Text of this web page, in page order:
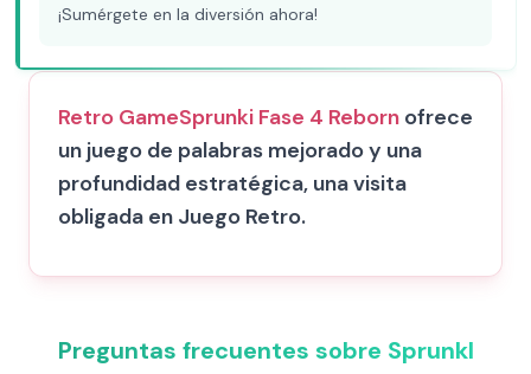
¡Sumérgete en la diversión ahora!
Retro GameSprunki Fase 4 Reborn ofrece
un juego de palabras mejorado y una
profundidad estratégica, una visita
obligada en Juego Retro.
Preguntas frecuentes sobre Sprunkl